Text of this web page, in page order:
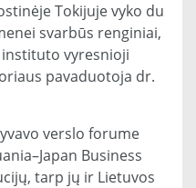
Tokijuje vyko du
svarbūs renginiai,
vyresnioji
pavaduotoja dr.
verslo forume
Business
tarp jų ir Lietuvos